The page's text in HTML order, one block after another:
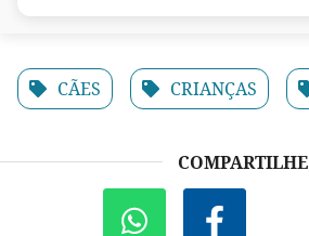
CÃES CRIANÇAS
COMPARTILHE